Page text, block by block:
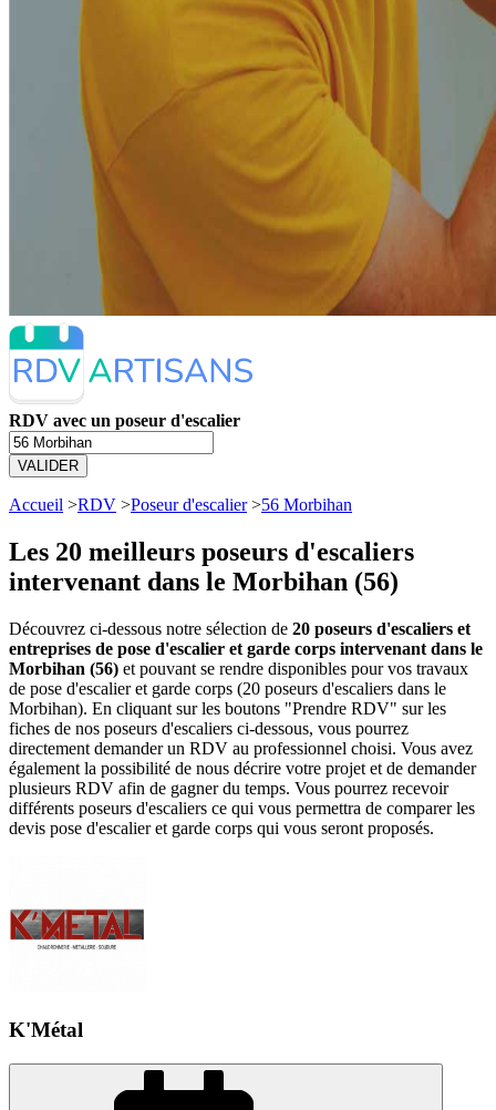
RDV avec un poseur d'escalier
VALIDER
Accueil >RDV >Poseur d'escalier>56 Morbihan
Les 20 meilleurs poseurs d'escaliers
intervenant dans le Morbihan (56)
Découvrez ci-dessous notre sélection de 20 poseurs d'escaliers et
entreprises de pose d'escalier et garde corps intervenant dans le
Morbihan (56) et pouvant se rendre disponibles pour vos travaux
de pose d'escalier et garde corps (20 poseurs d'escaliers dans le
Morbihan). En cliquant sur les boutons "Prendre RDV" sur les
fiches de nos poseurs d'escaliers ci-dessous, vous pourrez
directement demander un RDV au professionnel choisi. Vous avez
également la possibilité de nous décrire votre projet et de demander
plusieurs RDV afin de gagner du temps. Vous pourrez recevoir
différents poseurs d'escaliers ce qui vous permettra de comparer les
devis pose d'escalier et garde corps qui vous seront proposés.
K'Métal